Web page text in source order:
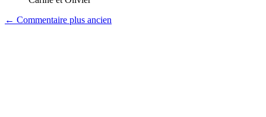
← Commentaire plus ancien